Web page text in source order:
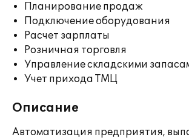
Планирование продаж
Подключение оборудования
Расчет зарплаты
Розничная торговля
Управление складскими
Учет прихода ТМЦ
Описание
Автоматизация предприятия,